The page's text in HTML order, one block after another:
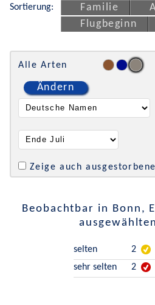
Sortierung: Familie
Flugbeginn
Alle Arten
Ändern
Zeige auch
Beobachtbar in Bonn,
selten
2
sehr selten
2